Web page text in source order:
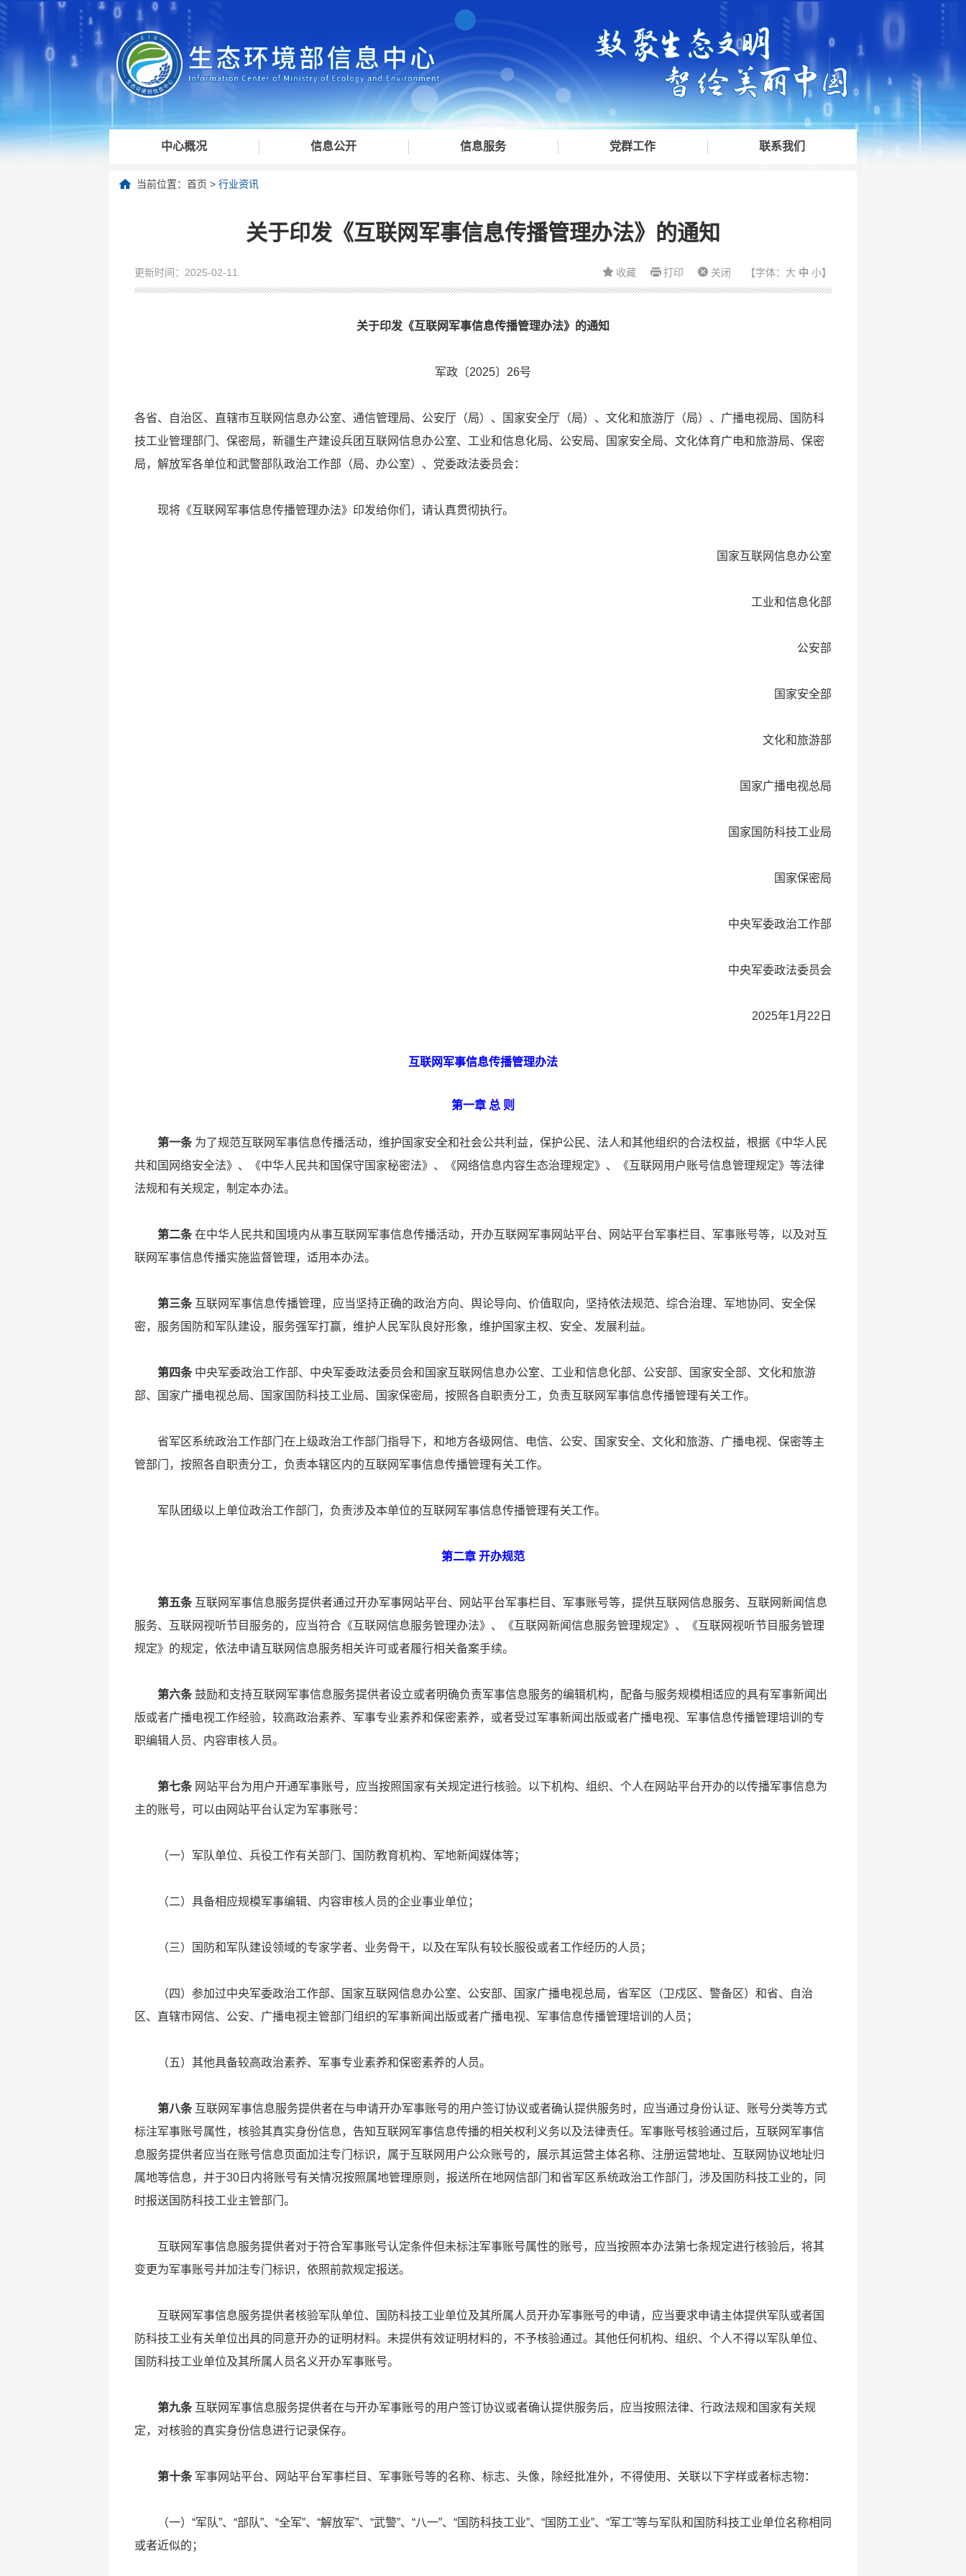
中心概况 信息公开 信息服务 党群工作 联系我们
当前位置： 首页 > 行业资讯
关于印发《互联网军事信息传播管理办法》的通知
更新时间：2025-02-11 收藏 打印 关闭 【字体： 大 中 小】
关于印发《互联网军事信息传播管理办法》的通知
军政〔2025〕26号
各省、自治区、直辖市互联网信息办公室、通信管理局、公安厅（局）、国家安全厅（局）、文化和旅游厅（局）、广播电视局、国防科
技工业管理部门、保密局，新疆生产建设兵团互联网信息办公室、工业和信息化局、公安局、国家安全局、文化体育广电和旅游局、保密
局，解放军各单位和武警部队政治工作部（局、办公室）、党委政法委员会：
现将《互联网军事信息传播管理办法》印发给你们，请认真贯彻执行。
国家互联网信息办公室
工业和信息化部
公安部
国家安全部
文化和旅游部
国家广播电视总局
国家国防科技工业局
国家保密局
中央军委政治工作部
中央军委政法委员会
2025年1月22日
互联网军事信息传播管理办法
第一章 总 则
第一条为了规范互联网军事信息传播活动，维护国家安全和社会公共利益，保护公民、法人和其他组织的合法权益，根据《中华人民
共和国网络安全法》、《中华人民共和国保守国家秘密法》、《网络信息内容生态治理规定》、《互联网用户账号信息管理规定》等法律
法规和有关规定，制定本办法。
第二条在中华人民共和国境内从事互联网军事信息传播活动，开办互联网军事网站平台、网站平台军事栏目、军事账号等，以及对互
联网军事信息传播实施监督管理，适用本办法。
第三条互联网军事信息传播管理，应当坚持正确的政治方向、舆论导向、价值取向，坚持依法规范、综合治理、军地协同、安全保
密，服务国防和军队建设，服务强军打赢，维护人民军队良好形象，维护国家主权、安全、发展利益。
第四条中央军委政治工作部、中央军委政法委员会和国家互联网信息办公室、工业和信息化部、公安部、国家安全部、文化和旅游
部、国家广播电视总局、国家国防科技工业局、国家保密局，按照各自职责分工，负责互联网军事信息传播管理有关工作。
省军区系统政治工作部门在上级政治工作部门指导下，和地方各级网信、电信、公安、国家安全、文化和旅游、广播电视、保密等主
管部门，按照各自职责分工，负责本辖区内的互联网军事信息传播管理有关工作。
军队团级以上单位政治工作部门，负责涉及本单位的互联网军事信息传播管理有关工作。
第二章 开办规范
第五条互联网军事信息服务提供者通过开办军事网站平台、网站平台军事栏目、军事账号等，提供互联网信息服务、互联网新闻信息
服务、互联网视听节目服务的，应当符合《互联网信息服务管理办法》、《互联网新闻信息服务管理规定》、《互联网视听节目服务管理
规定》的规定，依法申请互联网信息服务相关许可或者履行相关备案手续。
第六条鼓励和支持互联网军事信息服务提供者设立或者明确负责军事信息服务的编辑机构，配备与服务规模相适应的具有军事新闻出
版或者广播电视工作经验，较高政治素养、军事专业素养和保密素养，或者受过军事新闻出版或者广播电视、军事信息传播管理培训的专
职编辑人员、内容审核人员。
第七条网站平台为用户开通军事账号，应当按照国家有关规定进行核验。以下机构、组织、个人在网站平台开办的以传播军事信息为
主的账号，可以由网站平台认定为军事账号：
（一）军队单位、兵役工作有关部门、国防教育机构、军地新闻媒体等；
（二）具备相应规模军事编辑、内容审核人员的企业事业单位；
（三）国防和军队建设领域的专家学者、业务骨干，以及在军队有较长服役或者工作经历的人员；
（四）参加过中央军委政治工作部、国家互联网信息办公室、公安部、国家广播电视总局，省军区（卫戍区、警备区）和省、自治
区、直辖市网信、公安、广播电视主管部门组织的军事新闻出版或者广播电视、军事信息传播管理培训的人员；
（五）其他具备较高政治素养、军事专业素养和保密素养的人员。
第八条互联网军事信息服务提供者在与申请开办军事账号的用户签订协议或者确认提供服务时，应当通过身份认证、账号分类等方式
标注军事账号属性，核验其真实身份信息，告知互联网军事信息传播的相关权利义务以及法律责任。军事账号核验通过后，互联网军事信
息服务提供者应当在账号信息页面加注专门标识，属于互联网用户公众账号的，展示其运营主体名称、注册运营地址、互联网协议地址归
属地等信息，并于30日内将账号有关情况按照属地管理原则，报送所在地网信部门和省军区系统政治工作部门，涉及国防科技工业的，同
时报送国防科技工业主管部门。
互联网军事信息服务提供者对于符合军事账号认定条件但未标注军事账号属性的账号，应当按照本办法第七条规定进行核验后，将其
变更为军事账号并加注专门标识，依照前款规定报送。
互联网军事信息服务提供者核验军队单位、国防科技工业单位及其所属人员开办军事账号的申请，应当要求申请主体提供军队或者国
防科技工业有关单位出具的同意开办的证明材料。未提供有效证明材料的，不予核验通过。其他任何机构、组织、个人不得以军队单位、
国防科技工业单位及其所属人员名义开办军事账号。
第九条互联网军事信息服务提供者在与开办军事账号的用户签订协议或者确认提供服务后，应当按照法律、行政法规和国家有关规
定，对核验的真实身份信息进行记录保存。
第十条军事网站平台、网站平台军事栏目、军事账号等的名称、标志、头像，除经批准外，不得使用、关联以下字样或者标志物：
（一）“军队”、“部队”、“全军”、“解放军”、“武警”、“八一”、“国防科技工业”、“国防工业”、“军工”等与军队和国防科技工业单位名称相同
或者近似的；